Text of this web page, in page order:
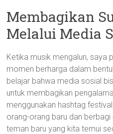
Membagikan
Melalui Media
Ketika musik mengalun, saya
momen berharga dalam
belajar bahwa media sosial
untuk membagikan
menggunakan hashtag
orang-orang baru dan
teman baru yang kita temui